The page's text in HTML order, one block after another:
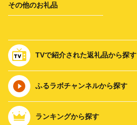
その他のお礼品
TVで紹介された返礼品から探す
ふるラボチャンネルから探す
ランキングから探す